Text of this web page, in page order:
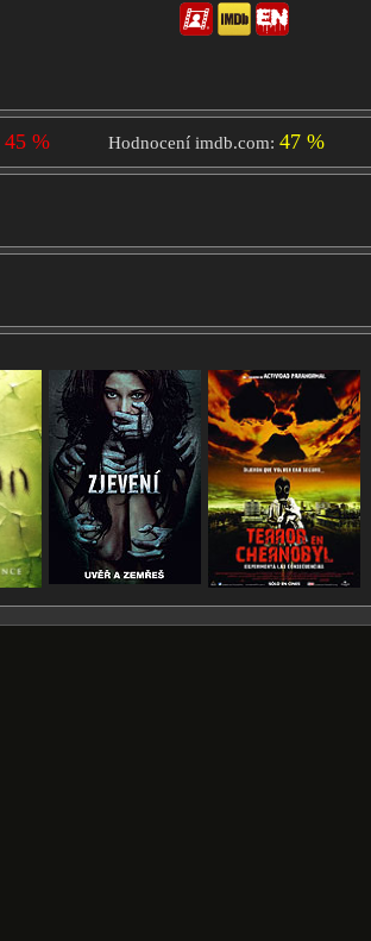
45 % Hodnocení imdb.com: 47 %